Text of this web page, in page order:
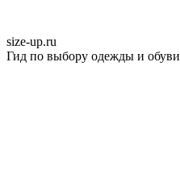
size-up.ru
Гид по выбору одежды и обуви